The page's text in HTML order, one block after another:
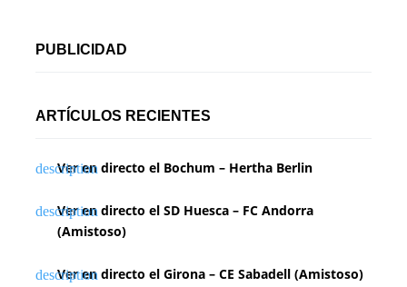
PUBLICIDAD
ARTÍCULOS RECIENTES
Ver en directo el Bochum – Hertha Berlin
Ver en directo el SD Huesca – FC Andorra
(Amistoso)
Ver en directo el Girona – CE Sabadell (Amistoso)